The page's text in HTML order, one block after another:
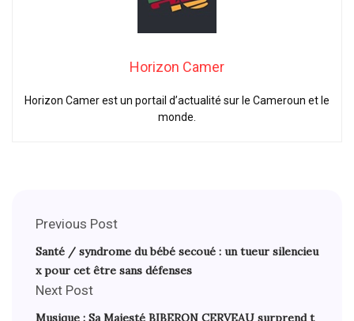
Horizon Camer
Horizon Camer est un portail d’actualité sur le Cameroun et le
monde.
Previous Post
Santé / syndrome du bébé secoué : un tueur silencieu
x pour cet être sans défenses
Next Post